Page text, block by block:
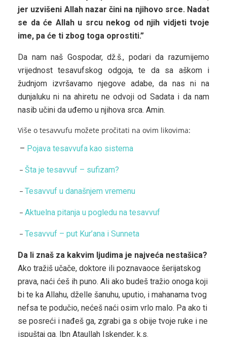
jer uzvišeni Allah nazar čini na njihovo srce. Nadat
se da će Allah u srcu nekog od njih vidjeti tvoje
ime, pa će ti zbog toga oprostiti.”
Da nam naš Gospodar, dž.š., podari da razumijemo
vrijednost tesavufskog odgoja, te da sa aškom i
žudnjom izvršavamo njegove adabe, da nas ni na
dunjaluku ni na ahiretu ne odvoji od Sadata i da nam
nasib učini da uđemo u njihova srca. Amin.
Više o tesavvufu možete pročitati na ovim likovima:
– Pojava tesavvufa kao sistema
– Šta je tesavvuf – sufizam?
– Tesavvuf u današnjem vremenu
– Aktuelna pitanja u pogledu na tesavvuf
– Tesavvuf – put Kur’ana i Sunneta
Da li znaš za kakvim ljudima je najveća nestašica?
Ako tražiš učače, doktore ili poznavaoce šerijatskog
prava, naći ćeš ih puno. Ali ako budeš tražio onoga koji
bi te ka Allahu, dželle šanuhu, uputio, i mahanama tvog
nefsa te podučio, nećeš naći osim vrlo malo. Pa ako ti
se posreći i nađeš ga, zgrabi ga s obije tvoje ruke i ne
ispuštaj ga. Ibn Ataullah Iskender, k.s.